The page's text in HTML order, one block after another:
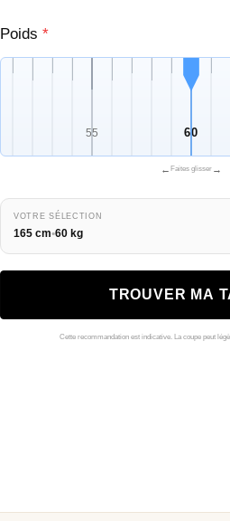
Poids *
55 60
← Faites glisser →
VOTRE SÉLECTION
165 cm•60 kg
TROUVER MA
Cette recommandation est indicative. La coupe peut